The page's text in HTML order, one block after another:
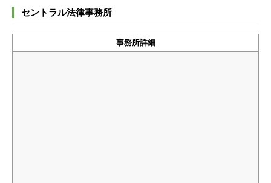
セントラル法律事務所
事務所詳細